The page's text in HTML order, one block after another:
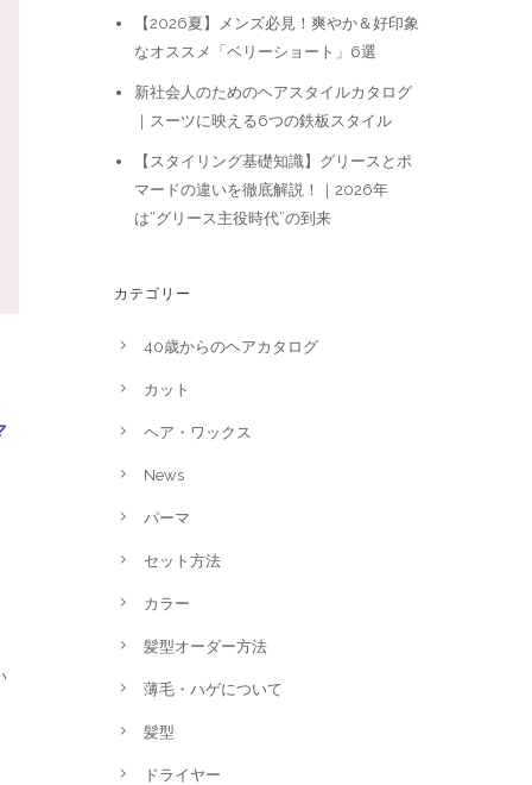
【2026夏】メンズ必見！爽やか＆好印象
なオススメ「ベリーショート」6選
新社会人のためのヘアスタイルカタログ
｜スーツに映える6つの鉄板スタイル
【スタイリング基礎知識】グリースとポ
マードの違いを徹底解説！｜2026年
は“グリース主役時代”の到来
カテゴリー
40歳からのヘアカタログ
カット
ヘア・ワックス
News
パーマ
セット方法
カラー
髪型オーダー方法
薄毛・ハゲについて
髪型
ドライヤー